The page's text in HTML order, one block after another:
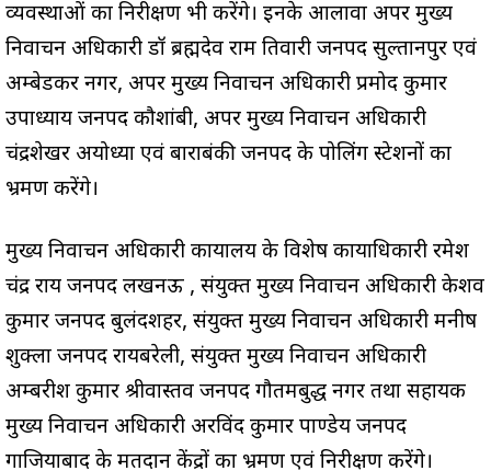
व्यवस्थाओं का निरीक्षण भी करेंगे। इनके आलावा अपर मुख्य
निर्वाचन अधिकारी डॉ ब्रह्मदेव राम तिवारी जनपद सुल्तानपुर एवं
अम्बेडकर नगर, अपर मुख्य निर्वाचन अधिकारी प्रमोद कुमार
उपाध्याय जनपद कौशांबी, अपर मुख्य निर्वाचन अधिकारी
चंद्रशेखर अयोध्या एवं बाराबंकी जनपद के पोलिंग स्टेशनों का
भ्रमण करेंगे।
मुख्य निर्वाचन अधिकारी कार्यालय के विशेष कार्याधिकारी रमेश
चंद्र राय जनपद लखनऊ , संयुक्त मुख्य निर्वाचन अधिकारी केशव
कुमार जनपद बुलंदशहर, संयुक्त मुख्य निर्वाचन अधिकारी मनीष
शुक्ला जनपद रायबरेली, संयुक्त मुख्य निर्वाचन अधिकारी
अम्बरीश कुमार श्रीवास्तव जनपद गौतमबुद्ध नगर तथा सहायक
मुख्य निर्वाचन अधिकारी अरविंद कुमार पाण्डेय जनपद
गाजियाबाद के मतदान केंद्रों का भ्रमण एवं निरीक्षण करेंगे।